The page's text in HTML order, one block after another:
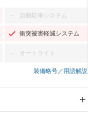
－ 自動駐車システム
衝突被害軽減システム
－ オートライト
装備略号／用語解説